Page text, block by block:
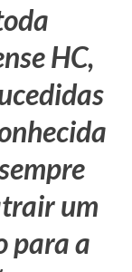
HC,
um
para a